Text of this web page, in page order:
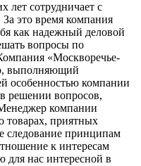
лет сотрудничает с
это время компания
как надежный деловой
вопросы по
«Москворечье-
выполняющий
особенностью компании
в решении вопросов,
компании
товарах, приятных
следование принципам
к интересам
нас интересной в